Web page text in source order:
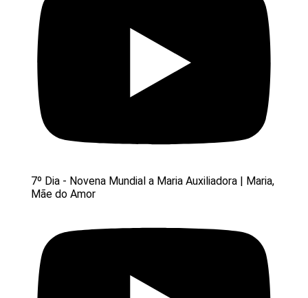
7º Dia - Novena Mundial a Maria Auxiliadora | Maria,
Mãe do Amor